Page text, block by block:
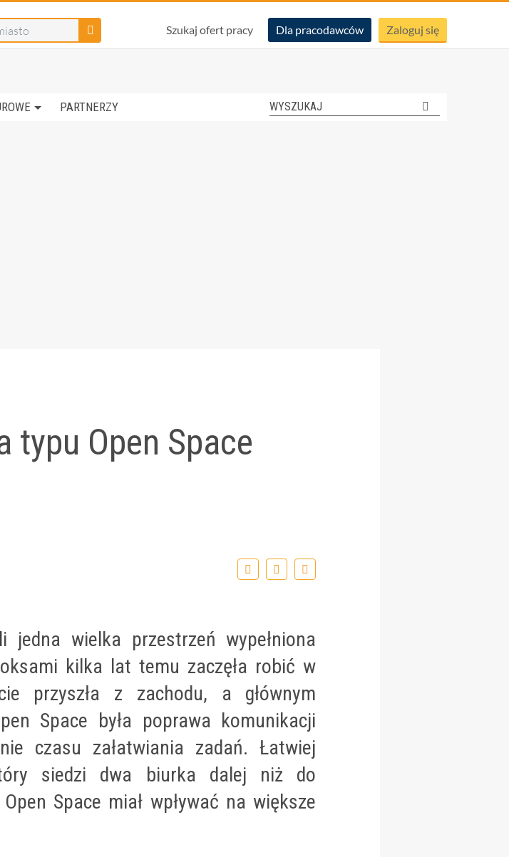
Szukaj ofert pracy Dla pracodawców Zaloguj się
PARTNERZY
typu Open Space
jedna wielka przestrzeń wypełniona
kilka lat temu zaczęła robić w
przyszła z zachodu, a głównym
Space była poprawa komunikacji
czasu załatwiania zadań. Łatwiej
siedzi dwa biurka dalej niż do
Space miał wpływać na większe